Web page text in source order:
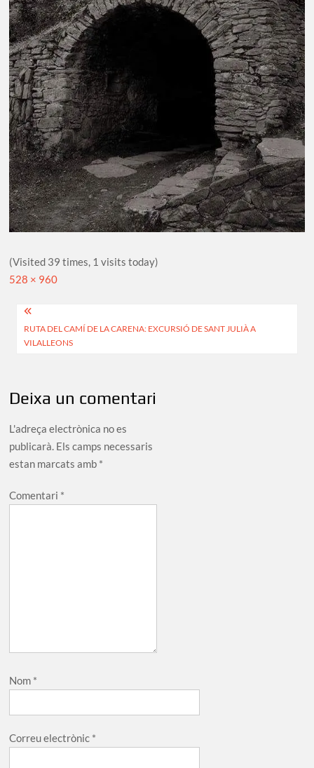
(Visited 39 times, 1 visits today)
Full
528 × 960
Navegació
d'entrades
RUTA DEL CAMÍ DE LA CARENA: EXCURSIÓ DE SANT JULIÀ A
VILALLEONS
Deixa un comentari
L'adreça electrònica no es
publicarà. Els camps necessaris
estan marcats amb *
Comentari *
Nom *
Correu electrònic *